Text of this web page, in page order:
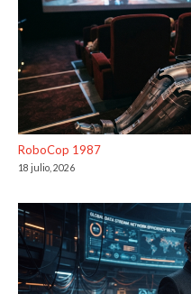
RoboCop 1987
18 julio, 2026